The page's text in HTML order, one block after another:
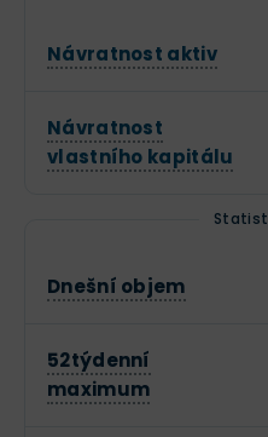
Návratnost aktiv
Návratnost
vlastního kapitálu
Dnešní objem
52týdenní
maximum